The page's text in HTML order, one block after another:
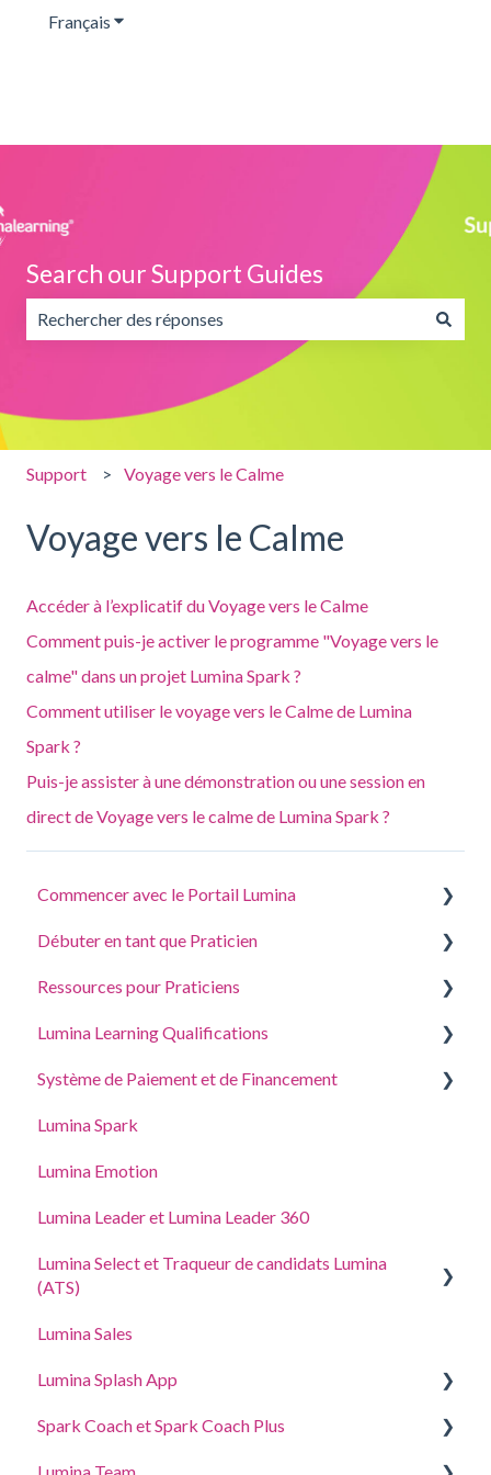
Français Afficher le sous-menu pour les traductions
Search our Support Guides
Il n'y a aucune suggestion car le champ de recherche est
Support Voyage vers le Calme
Voyage vers le Calme
Accéder à l’explicatif du Voyage vers le Calme
Comment puis-je activer le programme "Voyage vers le
calme" dans un projet Lumina Spark ?
Comment utiliser le voyage vers le Calme de Lumina
Spark ?
Puis-je assister à une démonstration ou une session en
direct de Voyage vers le calme de Lumina Spark ?
Commencer avec le Portail Lumina
Répondre à un questionnaire ou effectuer une tâche
Se connecter à votre compte
Vos Portraits
Mettre à jour les Paramètres du compte
Débuter en tant que Praticien
Créer un projet, inviter des participants et accéder
Ressources pour Praticiens
Guides de Coaching et Atelier
Lumina Learning Qualifications
Portail d’apprentissage en ligne
Système de Paiement et de Financement
Acheter et ajouter des points
Adresse, taxes et coordonnées
Lumina Spark
Lumina Emotion
Lumina Leader et Lumina Leader 360
Lumina Select et Traqueur de candidats Lumina
(ATS)
Traqueur de candidats Lumina (ATS)
Explication de Lumina Select
Lumina Sales
Lumina Splash App
Pour les Participants
Pour les Praticiens
Spark Coach et Spark Coach Plus
Guides and Demos
Lumina Team